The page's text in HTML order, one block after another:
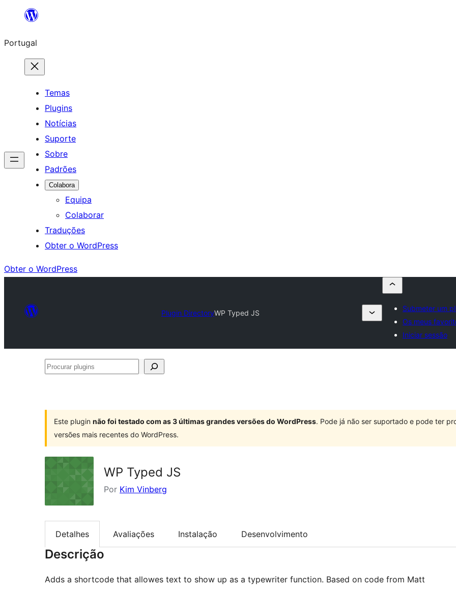
Saltar
o
conteúdo
Portugal
Temas
Plugins
Notícias
Suporte
Sobre
Padrões
Colabora
Equipa
Colaborar
Traduções
Obter o WordPress
Obter o WordPress
Plugin DirectoryWP Typed JS
Submeter um
Os meus
Iniciar sessão
Procurar
Este plugin não foi testado com as 3 últimas grandes versões do WordPress. Pode já não ser suportado e pode ter
versões mais recentes do WordPress.
WP Typed JS
Por Kim Vinberg
Detalhes Avaliações Instalação Desenvolvimento
Descrição
Adds a shortcode that allowes text to show up as a typewriter function. Based on code from Matt